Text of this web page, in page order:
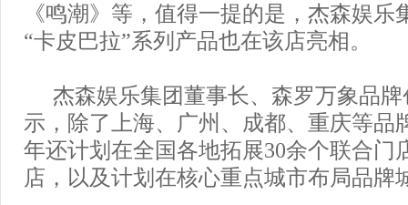
《鸣潮》等，值得一提的是，杰森娱乐
“卡皮巴拉”系列产品也在该店亮相。
杰森娱乐集团董事长、森罗万象品
示，除了上海、广州、成都、重庆等品
年还计划在全国各地拓展30余个联合门
店，以及计划在核心重点城市布局品牌